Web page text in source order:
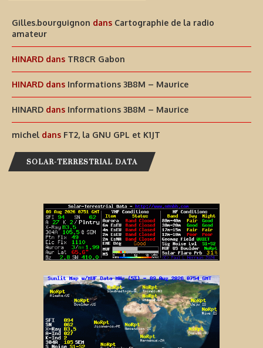
Gilles.bourguignon dans Cartographie de la radio
amateur
HINARD dans TR8CR Gabon
HINARD dans Informations 3B8M – Maurice
HINARD dans Informations 3B8M – Maurice
michel dans FT2, la GNU GPL et K1JT
SOLAR-TERRESTRIAL DATA